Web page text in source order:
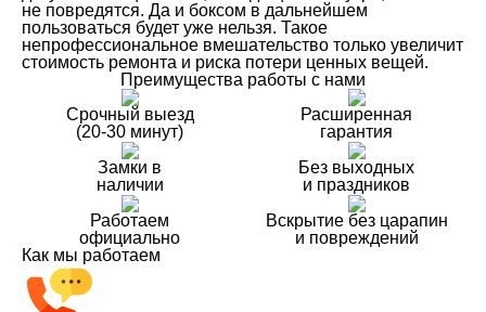
не повредятся. Да и боксом в дальнейшем
пользоваться будет уже нельзя. Такое
непрофессиональное вмешательство только увеличит
стоимость ремонта и риска потери ценных вещей.
Преимущества работы с нами
Срочный выезд
(20-30 минут)
Расширенная
гарантия
Замки в
наличии
Без выходных
и праздников
Работаем
официально
Вскрытие без царапин
и повреждений
Как мы работаем